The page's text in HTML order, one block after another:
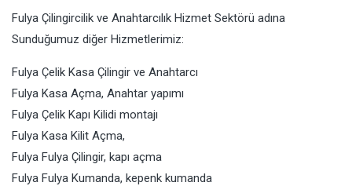
Fulya Çilingircilik ve Anahtarcılık Hizmet Sektörü adına
Sunduğumuz diğer Hizmetlerimiz:
Fulya Çelik Kasa Çilingir ve Anahtarcı
Fulya Kasa Açma, Anahtar yapımı
Fulya Çelik Kapı Kilidi montajı
Fulya Kasa Kilit Açma,
Fulya Fulya Çilingir, kapı açma
Fulya Fulya Kumanda, kepenk kumanda